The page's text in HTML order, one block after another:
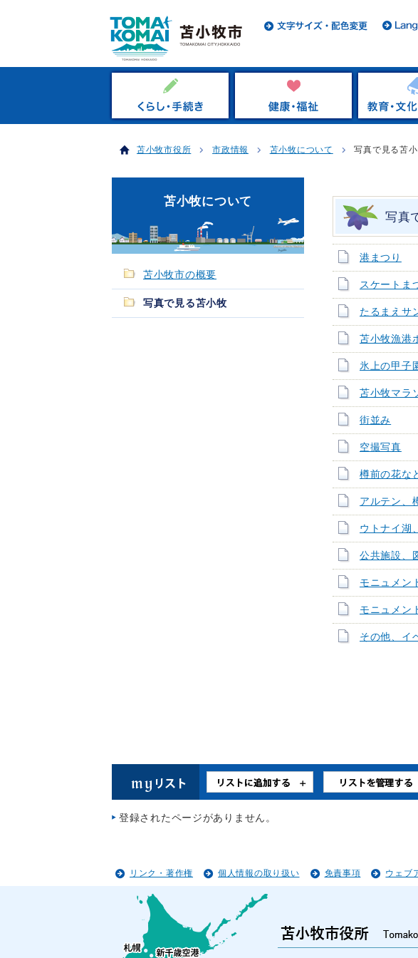
苫小牧市役所 市政情報 苫小牧について 写真で見る苫
写真
港まつり
スケートま
たるまえサ
苫小牧漁港
氷上の甲子
苫小牧マラ
街並み
空撮写真
樽前の花な
アルテン、
ウトナイ湖
公共施設、
モニュメン
モニュメン
その他、イ
苫小牧について
苫小牧市の概要
写真で見る苫小牧
登録されたページがありません。
リンク・著作権 個人情報の取り扱い 免責事項 ウェブ